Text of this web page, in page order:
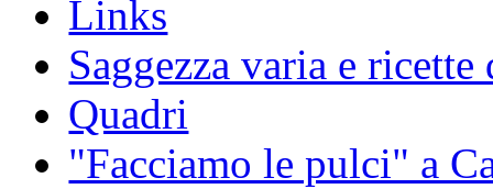
Links
Saggezza varia e
Quadri
"Facciamo le pulci" a